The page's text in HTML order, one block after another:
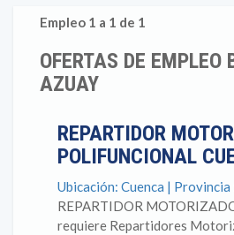
Empleo 1 a 1 de 1
OFERTAS DE EMPLEO
AZUAY
REPARTIDOR
POLIFUNCIONAL
Ubicación: Cuenca | Provincia
REPARTIDOR
requiere Repartidores